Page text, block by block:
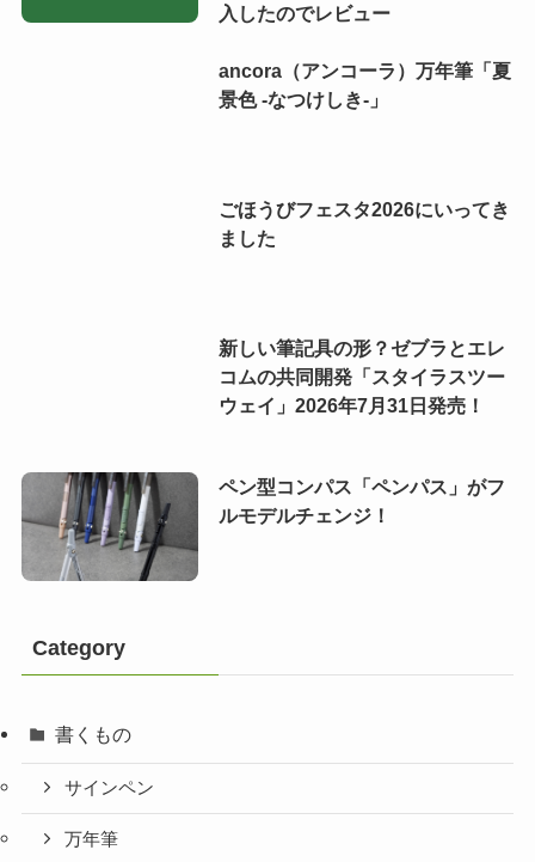
入したのでレビュー
ancora（アンコーラ）万年筆「夏
景色 -なつけしき-」
ごほうびフェスタ2026にいってき
ました
新しい筆記具の形？ゼブラとエレ
コムの共同開発「スタイラスツー
ウェイ」2026年7月31日発売！
ペン型コンパス「ペンパス」がフ
ルモデルチェンジ！
Category
書くもの
サインペン
万年筆